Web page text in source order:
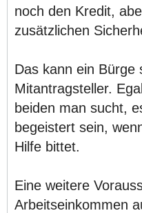
noch den Kredit,
zusätzlichen
Das kann ein Bürge
Mitantragsteller.
beiden man sucht,
begeistert sein,
Hilfe bittet.
Eine weitere
Arbeitseinkommen